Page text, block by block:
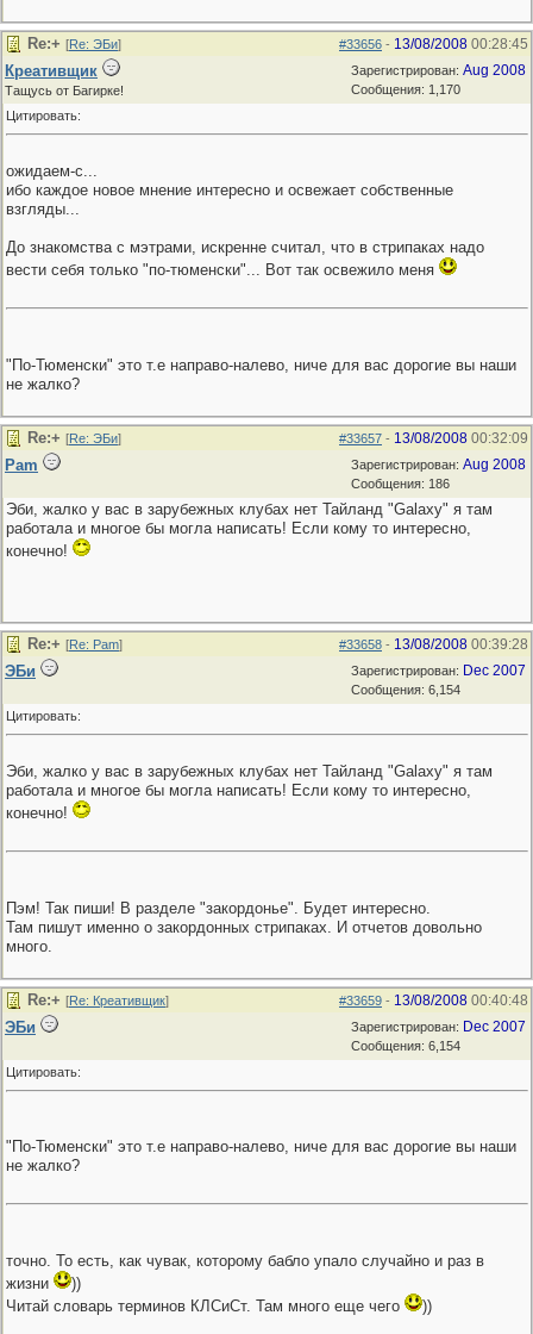
#33656 - 13/08/2008 00:28:45
Re:+ [Re: ЭБи]
Зарегистрирован: Aug 2008
Сообщения: 1,170
Креативщик
Тащусь от Багирке!
Цитировать:
ожидаем-с...
ибо каждое новое мнение интересно и освежает собственные
взгляды...
До знакомства с мэтрами, искренне считал, что в стрипаках надо
вести себя только "по-тюменски"... Вот так освежило меня
"По-Тюменски" это т.е направо-налево, ниче для вас дорогие вы наши
не жалко?
#33657 - 13/08/2008 00:32:09
Re:+ [Re: ЭБи]
Зарегистрирован: Aug 2008
Сообщения: 186
Pam
Эби, жалко у вас в зарубежных клубах нет Тайланд "Galaxy" я там
работала и многое бы могла написать! Если кому то интересно,
конечно!
#33658 - 13/08/2008 00:39:28
Re:+ [Re: Pam]
Зарегистрирован: Dec 2007
Сообщения: 6,154
ЭБи
Цитировать:
Эби, жалко у вас в зарубежных клубах нет Тайланд "Galaxy" я там
работала и многое бы могла написать! Если кому то интересно,
конечно!
Пэм! Так пиши! В разделе "закордонье". Будет интересно.
Там пишут именно о закордонных стрипаках. И отчетов довольно
много.
#33659 - 13/08/2008 00:40:48
Re:+ [Re: Креативщик]
Зарегистрирован: Dec 2007
Сообщения: 6,154
ЭБи
Цитировать:
"По-Тюменски" это т.е направо-налево, ниче для вас дорогие вы наши
не жалко?
точно. То есть, как чувак, которому бабло упало случайно и раз в
жизни
))
Читай словарь терминов КЛСиСт. Там много еще чего
))